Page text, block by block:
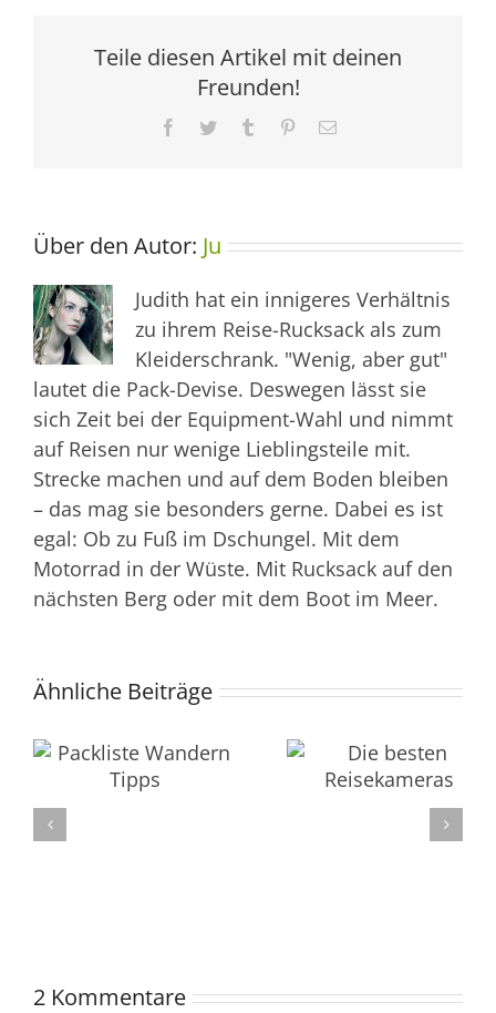
Teile diesen Artikel mit deinen
Freunden!
Facebook
Twitter Tumblr Pinterest
E-
Über den Autor: Ju
Judith hat ein innigeres Verhältnis
zu ihrem Reise-Rucksack als zum
Kleiderschrank. "Wenig, aber gut"
lautet die Pack-Devise. Deswegen lässt sie
sich Zeit bei der Equipment-Wahl und nimmt
auf Reisen nur wenige Lieblingsteile mit.
Strecke machen und auf dem Boden bleiben
– das mag sie besonders gerne. Dabei es ist
egal: Ob zu Fuß im Dschungel. Mit dem
Motorrad in der Wüste. Mit Rucksack auf den
nächsten Berg oder mit dem Boot im Meer.
Ähnliche Beiträge
Die 5 besten
Test: Die 6
besten
2 Kommentare